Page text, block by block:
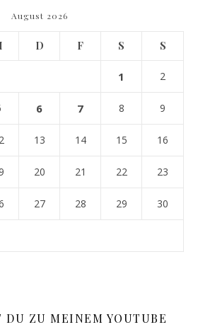
August 2026
D F S S
1 2
6 7 8 9
13 14 15 16
20 21 22 23
27 28 29 30
DU ZU MEINEM YOUTUBE